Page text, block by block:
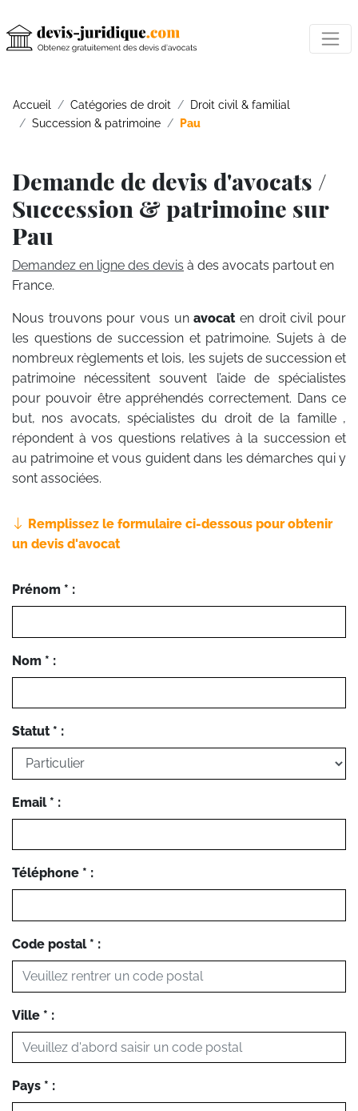
Accueil Catégories de droit
Droit civil & familial
Succession & patrimoine
Pau
Demande de devis d'avocats /
Succession & patrimoine sur
Pau
Demandez en ligne des devis à des avocats partout en
France.
Nous trouvons pour vous unavocaten droit civil pour
les questions de succession et patrimoine. Sujets à de
nombreux règlements et lois, les sujets de succession et
patrimoine nécessitent souvent l’aide de spécialistes
pour pouvoir être appréhendés correctement. Dans ce
but, nos avocats, spécialistes du droit de la famille ,
répondent à vos questions relatives à la succession et
au patrimoine et vous guident dans les démarches qui y
sont associées.
Remplissez le formulaire ci-dessous pour obtenir
un devis d'avocat
Prénom * :
Nom * :
Statut * :
Email * :
Téléphone * :
Code postal * :
Ville * :
Pays * :